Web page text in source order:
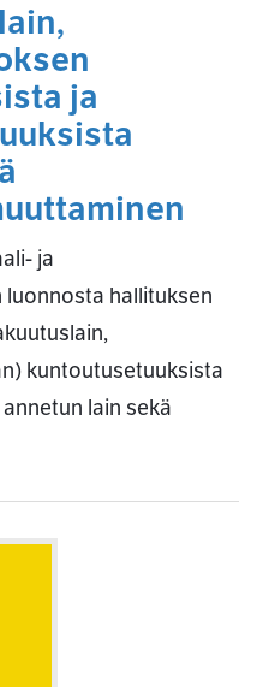
ja
ja
hallituksen
kuntoutusetuuksista
lain sekä